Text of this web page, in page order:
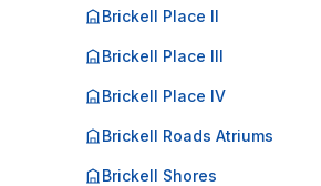
Brickell Place II
Brickell Place III
Brickell Place IV
Brickell Roads Atriums
Brickell Shores